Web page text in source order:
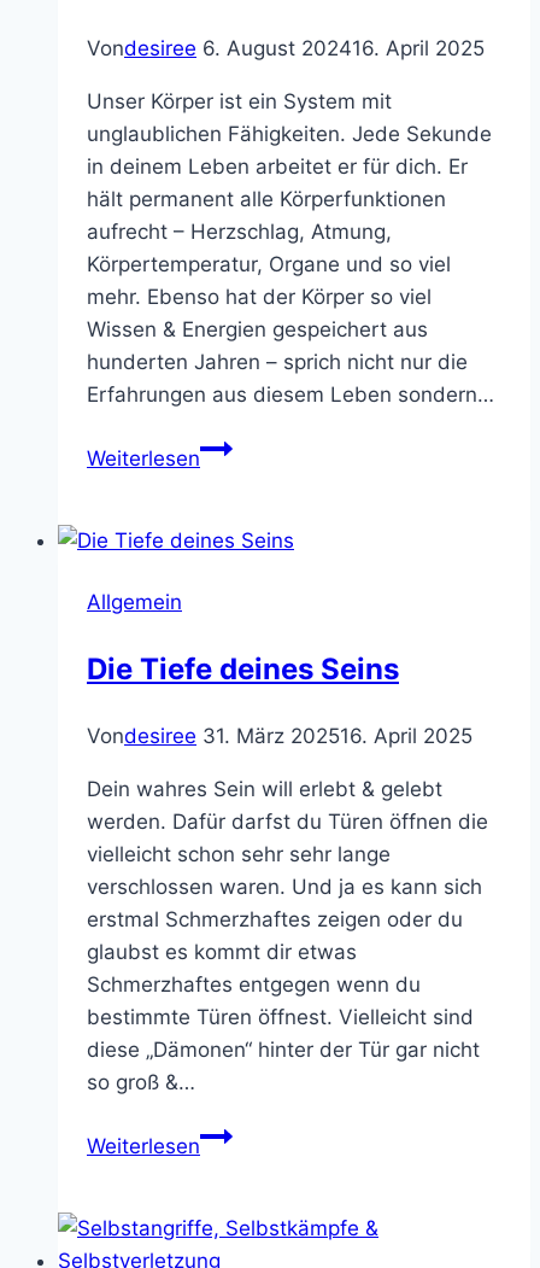
deine
Zufriedenheit
Vondesiree 6. August 202416. April 2025
Unser Körper ist ein System mit
unglaublichen Fähigkeiten. Jede Sekunde
in deinem Leben arbeitet er für dich. Er
hält permanent alle Körperfunktionen
aufrecht – Herzschlag, Atmung,
Körpertemperatur, Organe und so viel
mehr. Ebenso hat der Körper so viel
Wissen & Energien gespeichert aus
hunderten Jahren – sprich nicht nur die
Erfahrungen aus diesem Leben sondern…
WeiterlesenDie
Körpers
Allgemein
Die Tiefe deines Seins
Vondesiree 31. März 202516. April 2025
Dein wahres Sein will erlebt & gelebt
werden. Dafür darfst du Türen öffnen die
vielleicht schon sehr sehr lange
verschlossen waren. Und ja es kann sich
erstmal Schmerzhaftes zeigen oder du
glaubst es kommt dir etwas
Schmerzhaftes entgegen wenn du
bestimmte Türen öffnest. Vielleicht sind
diese „Dämonen“ hinter der Tür gar nicht
so groß &…
WeiterlesenDie
Seins